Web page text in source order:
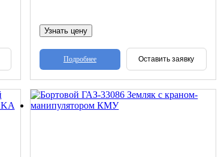
Узнать цену
Подробнее Оставить заявку